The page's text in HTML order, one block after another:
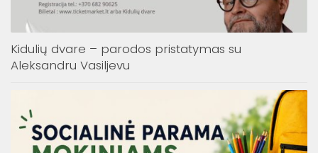
Kidulių dvare – parodos pristatymas su
Aleksandru Vasiljevu